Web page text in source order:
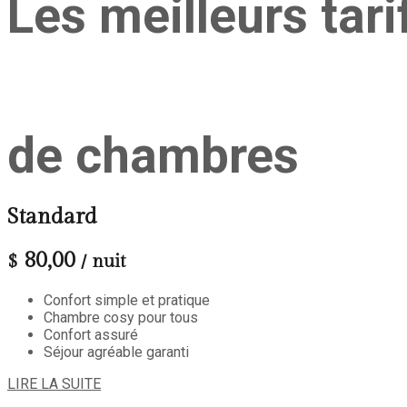
Les meilleurs
de chambres
Standard
$ 80,00 / nuit
Confort simple et pratique
Chambre cosy pour tous
Confort assuré
Séjour agréable garanti
LIRE LA SUITE